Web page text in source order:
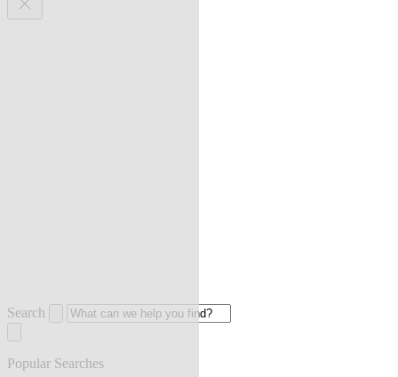
Search
Popular Searches